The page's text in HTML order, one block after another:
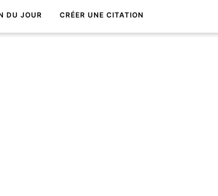
DU JOUR CRÉER UNE CITATION